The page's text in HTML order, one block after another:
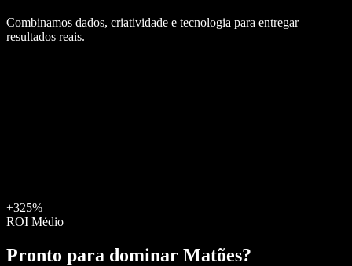
Combinamos dados, criatividade e tecnologia para entregar
resultados reais.
+325%
ROI Médio
Pronto para dominar Matões?